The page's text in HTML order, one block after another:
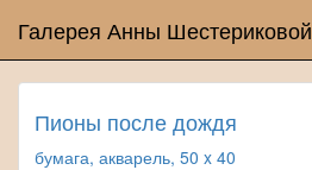
Галерея Анны Шестериковой
Пионы после дождя
бумага, акварель, 50 x 40